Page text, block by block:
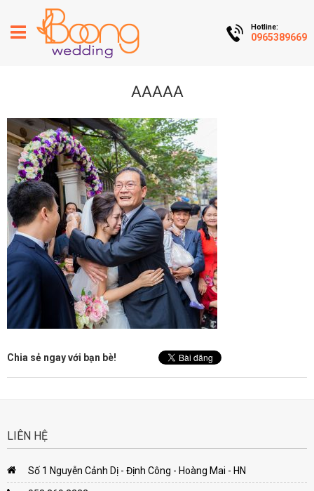
Hotline:
0965389669
AAAAA
Chia sẻ ngay với bạn bè!
LIÊN HỆ
Số 1 Nguyễn Cảnh Dị - Định Công - Hoàng Mai - HN